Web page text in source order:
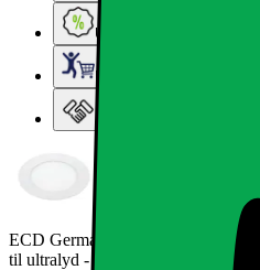
Ugens tilbud - og andre
Elgigantens Kundeklub
Elgiganten Erhverv
ECD Germany 8-pak LED-
til ultralyd -